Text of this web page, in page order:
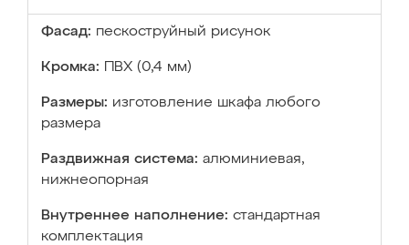
Фасад: пескоструйный рисунок
Кромка: ПВХ (0,4 мм)
Размеры: изготовление шкафа любого
размера
Раздвижная система: алюминиевая,
нижнеопорная
Внутреннее наполнение: стандартная
комплектация